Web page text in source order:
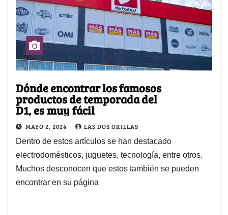
Dónde encontrar los famosos
productos de temporada del
D1, es muy fácil
MAYO 2, 2024 LAS DOS ORILLAS
Dentro de estos artículos se han destacado
electrodomésticos, juguetes, tecnología, entre otros.
Muchos desconocen que estos también se pueden
encontrar en su página